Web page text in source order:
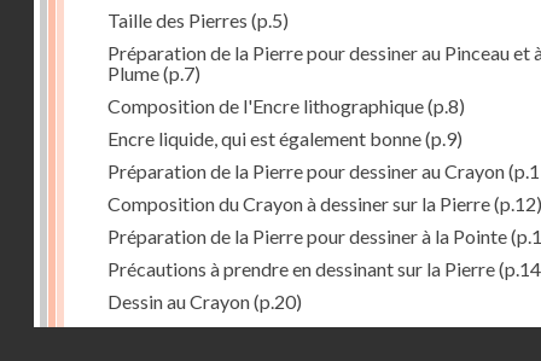
Taille des Pierres (p.5)
Préparation de la Pierre pour dessiner au Pinceau et
Plume(p.7)
Composition de l'Encre lithographique(p.8)
Encre liquide, qui est également bonne(p.9)
Préparation de la Pierre pour dessiner au Crayon
Composition du Crayon à dessiner sur la Pierre(p.12)
Préparation de la Pierre pour dessiner à la Pointe
Précautions à prendre en dessinant sur la Pierre
Dessin au Crayon(p.20)
Dessin à l'Encre(p.21)